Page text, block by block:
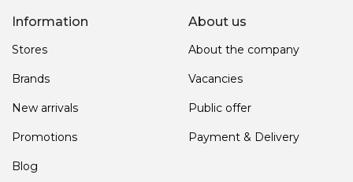
Information
Stores
Brands
New arrivals
Promotions
Blog
About us
About the company
Vacancies
Public offer
Payment & Delivery